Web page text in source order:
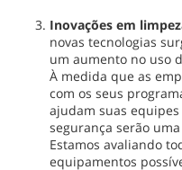
Inovações em
novas tecnologias
um aumento no uso
À medida que as
com os seus
ajudam suas
segurança serão
Estamos avaliando
equipamentos